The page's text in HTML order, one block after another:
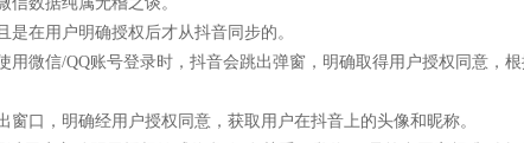
在用户明确授权后才从抖音同步的。
微信/QQ账号登录时，抖音会跳出弹窗，明确取得用户授权同意，
口，明确经用户授权同意，获取用户在抖音上的头像和昵称。